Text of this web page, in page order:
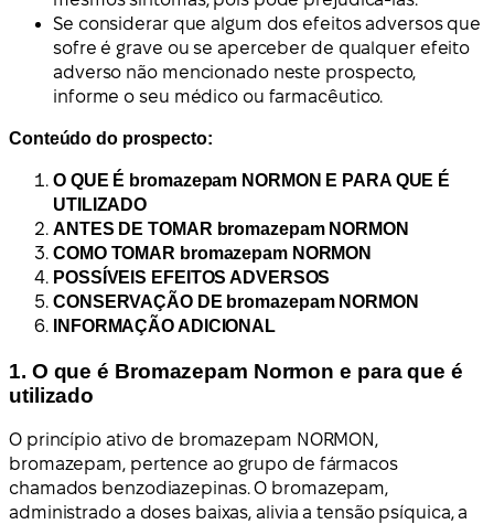
Se considerar que algum dos efeitos adversos que
sofre é grave ou se aperceber de qualquer efeito
adverso não mencionado neste prospecto,
informe o seu médico ou farmacêutico.
Conteúdo do prospecto:
O QUE É bromazepam NORMON E PARA QUE É
UTILIZADO
ANTES DE TOMAR bromazepam NORMON
COMO TOMAR bromazepam NORMON
POSSÍVEIS EFEITOS ADVERSOS
CONSERVAÇÃO DE bromazepam NORMON
INFORMAÇÃO ADICIONAL
1. O que é Bromazepam Normon e para que é
utilizado
O princípio ativo de bromazepam NORMON,
bromazepam, pertence ao grupo de fármacos
chamados benzodiazepinas. O bromazepam,
administrado a doses baixas, alivia a tensão psíquica, a